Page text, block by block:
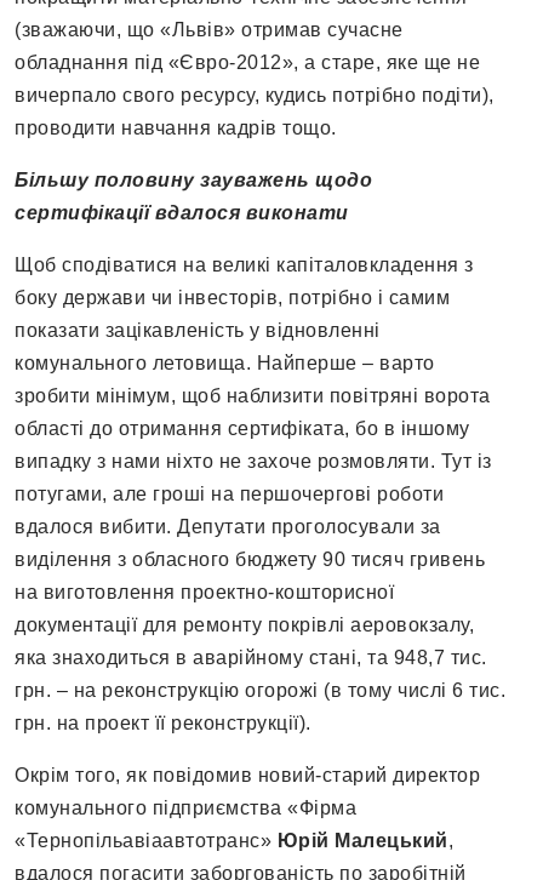
(зважаючи, що «Львів» отримав сучасне
обладнання під «Євро-2012», а старе, яке ще не
вичерпало свого ресурсу, кудись потрібно подіти),
проводити навчання кадрів тощо.
Більшу половину зауважень щодо
сертифікації вдалося виконати
Щоб сподіватися на великі капіталовкладення з
боку держави чи інвесторів, потрібно і самим
показати зацікавленість у відновленні
комунального летовища. Найперше – варто
зробити мінімум, щоб наблизити повітряні ворота
області до отримання сертифіката, бо в іншому
випадку з нами ніхто не захоче розмовляти. Тут із
потугами, але гроші на першочергові роботи
вдалося вибити. Депутати проголосували за
виділення з обласного бюджету 90 тисяч гривень
на виготовлення проектно-кошторисної
документації для ремонту покрівлі аеровокзалу,
яка знаходиться в аварійному стані, та 948,7 тис.
грн. – на реконструкцію огорожі (в тому числі 6 тис.
грн. на проект її реконструкції).
Окрім того, як повідомив новий-старий директор
комунального підприємства «Фірма
«Тернопільавіаавтотранс» Юрій Малецький,
вдалося погасити заборгованість по заробітній